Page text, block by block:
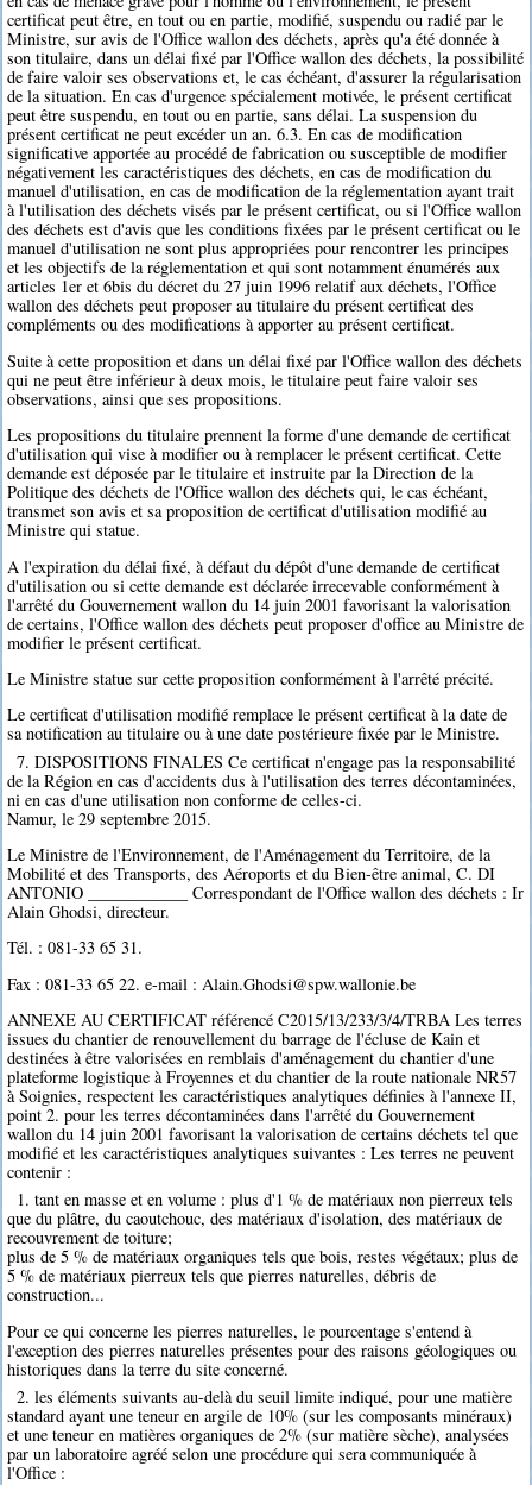
certificat peut être, en tout ou en partie, modifié, suspendu ou radié par le
Ministre, sur avis de l'Office wallon des déchets, après qu'a été donnée à
son titulaire, dans un délai fixé par l'Office wallon des déchets, la possibilité
de faire valoir ses observations et, le cas échéant, d'assurer la régularisation
de la situation. En cas d'urgence spécialement motivée, le présent certificat
peut être suspendu, en tout ou en partie, sans délai. La suspension du
présent certificat ne peut excéder un an. 6.3. En cas de modification
significative apportée au procédé de fabrication ou susceptible de modifier
négativement les caractéristiques des déchets, en cas de modification du
manuel d'utilisation, en cas de modification de la réglementation ayant trait
à l'utilisation des déchets visés par le présent certificat, ou si l'Office wallon
des déchets est d'avis que les conditions fixées par le présent certificat ou le
manuel d'utilisation ne sont plus appropriées pour rencontrer les principes
et les objectifs de la réglementation et qui sont notamment énumérés aux
articles 1er et 6bis du décret du 27 juin 1996 relatif aux déchets, l'Office
wallon des déchets peut proposer au titulaire du présent certificat des
compléments ou des modifications à apporter au présent certificat.
Suite à cette proposition et dans un délai fixé par l'Office wallon des déchets
qui ne peut être inférieur à deux mois, le titulaire peut faire valoir ses
observations, ainsi que ses propositions.
Les propositions du titulaire prennent la forme d'une demande de certificat
d'utilisation qui vise à modifier ou à remplacer le présent certificat. Cette
demande est déposée par le titulaire et instruite par la Direction de la
Politique des déchets de l'Office wallon des déchets qui, le cas échéant,
transmet son avis et sa proposition de certificat d'utilisation modifié au
Ministre qui statue.
A l'expiration du délai fixé, à défaut du dépôt d'une demande de certificat
d'utilisation ou si cette demande est déclarée irrecevable conformément à
l'arrêté du Gouvernement wallon du 14 juin 2001 favorisant la valorisation
de certains, l'Office wallon des déchets peut proposer d'office au Ministre de
modifier le présent certificat.
Le Ministre statue sur cette proposition conformément à l'arrêté précité.
Le certificat d'utilisation modifié remplace le présent certificat à la date de
sa notification au titulaire ou à une date postérieure fixée par le Ministre.
7. DISPOSITIONS FINALES Ce certificat n'engage pas la responsabilité
de la Région en cas d'accidents dus à l'utilisation des terres décontaminées,
ni en cas d'une utilisation non conforme de celles-ci.
Namur, le 29 septembre 2015.
Le Ministre de l'Environnement, de l'Aménagement du Territoire, de la
Mobilité et des Transports, des Aéroports et du Bien-être animal, C. DI
ANTONIO ____________ Correspondant de l'Office wallon des déchets : Ir
Alain Ghodsi, directeur.
Tél. : 081-33 65 31.
Fax : 081-33 65 22. e-mail : Alain.Ghodsi@spw.wallonie.be
ANNEXE AU CERTIFICAT référencé C2015/13/233/3/4/TRBA Les terres
issues du chantier de renouvellement du barrage de l'écluse de Kain et
destinées à être valorisées en remblais d'aménagement du chantier d'une
plateforme logistique à Froyennes et du chantier de la route nationale NR57
à Soignies, respectent les caractéristiques analytiques définies à l'annexe II,
point 2. pour les terres décontaminées dans l'arrêté du Gouvernement
wallon du 14 juin 2001 favorisant la valorisation de certains déchets tel que
modifié et les caractéristiques analytiques suivantes : Les terres ne peuvent
contenir :
1. tant en masse et en volume : plus d'1 % de matériaux non pierreux tels
que du plâtre, du caoutchouc, des matériaux d'isolation, des matériaux de
recouvrement de toiture;
plus de 5 % de matériaux organiques tels que bois, restes végétaux; plus de
5 % de matériaux pierreux tels que pierres naturelles, débris de
construction...
Pour ce qui concerne les pierres naturelles, le pourcentage s'entend à
l'exception des pierres naturelles présentes pour des raisons géologiques ou
historiques dans la terre du site concerné.
2. les éléments suivants au-delà du seuil limite indiqué, pour une matière
standard ayant une teneur en argile de 10% (sur les composants minéraux)
et une teneur en matières organiques de 2% (sur matière sèche), analysées
par un laboratoire agréé selon une procédure qui sera communiquée à
l'Office :